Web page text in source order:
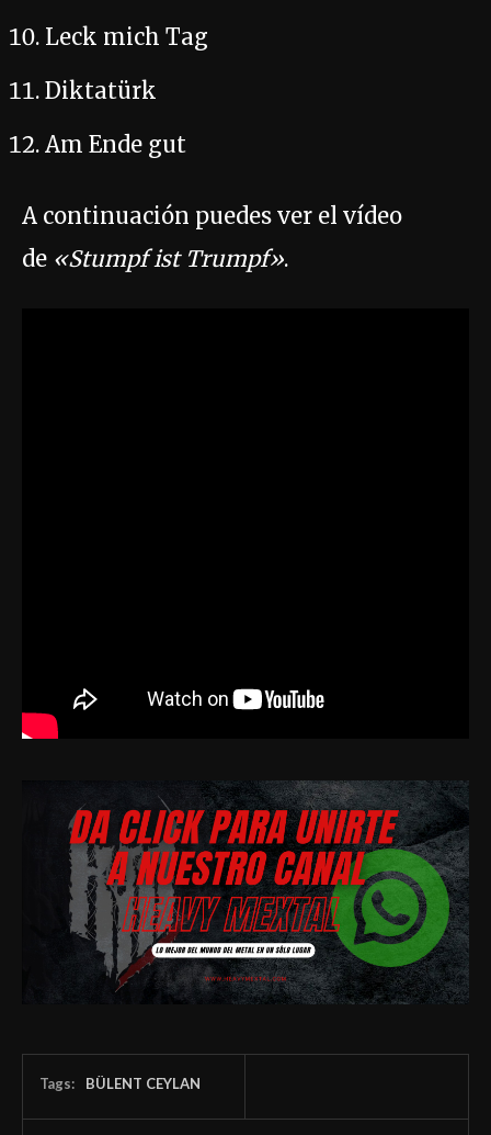
Leck mich Tag
Diktatürk
Am Ende gut
A continuación puedes ver el vídeo
de «Stumpf ist Trumpf».
Tags: BÜLENT CEYLAN